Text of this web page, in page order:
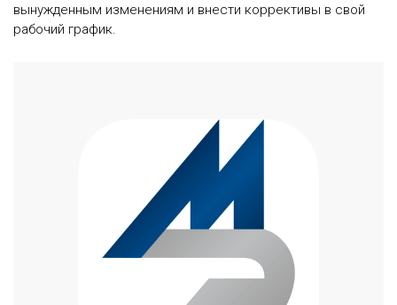
вынужденным изменениям и внести коррективы в свой
рабочий график.